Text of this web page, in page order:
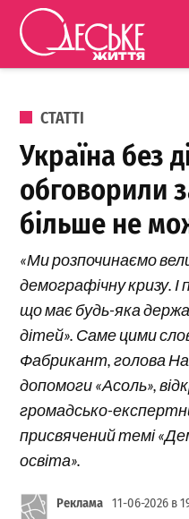
Перейти до вмісту
ОПУБЛІКОВАНО В
СТАТТІ
Україна без
обговорили
більше не
«Ми розпочинаємо
демографічну кризу. І
що має будь-яка
дітей». Саме цими
Фабрикант, голова
допомоги «Асоль»,
громадсько-
присвячений темі
освіта».
Реклама 11-06-2026 в